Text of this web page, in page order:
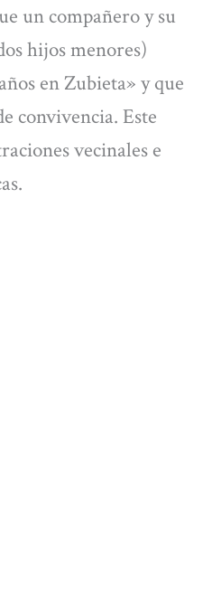
un compañero y su
hijos menores)
en Zubieta» y que
convivencia. Este
vecinales e